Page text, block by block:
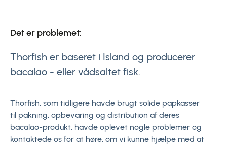
Det er problemet:
Thorfish er baseret i Island og producerer
bacalao - eller vådsaltet fisk.
Thorfish, som tidligere havde brugt solide papkasser
til pakning, opbevaring og distribution af deres
bacalao-produkt, havde oplevet nogle problemer og
kontaktede os for at høre, om vi kunne hjælpe med at